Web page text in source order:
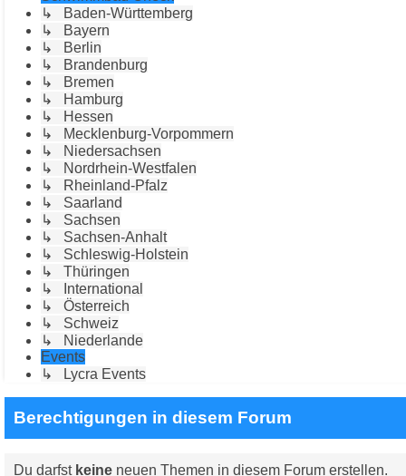
↳ Baden-Württemberg
↳ Bayern
↳ Berlin
↳ Brandenburg
↳ Bremen
↳ Hamburg
↳ Hessen
↳ Mecklenburg-Vorpommern
↳ Niedersachsen
↳ Nordrhein-Westfalen
↳ Rheinland-Pfalz
↳ Saarland
↳ Sachsen
↳ Sachsen-Anhalt
↳ Schleswig-Holstein
↳ Thüringen
↳ International
↳ Österreich
↳ Schweiz
↳ Niederlande
Events
↳ Lycra Events
Berechtigungen in diesem Forum
Du darfst keine neuen Themen in diesem Forum erstellen.